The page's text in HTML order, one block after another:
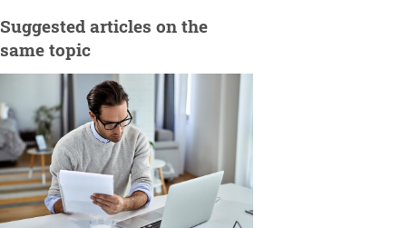
Suggested articles on the
same topic